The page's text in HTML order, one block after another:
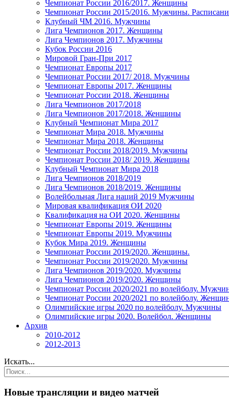
Чемпионат России 2016/2017. Женщины
Чемпионат России 2015/2016. Мужчины.
Клубный ЧМ 2016. Мужчины
Лига Чемпионов 2017. Женщины
Лига Чемпионов 2017. Мужчины
Кубок России 2016
Мировой Гран-При 2017
Чемпионат Европы 2017
Чемпионат России 2017/ 2018. Мужчины
Чемпионат Европы 2017. Женщины
Чемпионат России 2018. Женщины
Лига Чемпионов 2017/2018
Лига Чемпионов 2017/2018. Женщины
Клубный Чемпионат Мира 2017
Чемпионат Мира 2018. Мужчины
Чемпионат Мира 2018. Женщины
Чемпионат России 2018/2019. Мужчины
Чемпионат России 2018/ 2019. Женщины
Клубный Чемпионат Мира 2018
Лига Чемпионов 2018/2019
Лига Чемпионов 2018/2019. Женщины
Волейбольная Лига наций 2019 Мужчины
Мировая квалификация ОИ 2020
Квалификация на ОИ 2020. Женщины
Чемпионат Европы 2019. Женщины
Чемпионат Европы 2019. Мужчины
Кубок Мира 2019. Женщины
Чемпионат России 2019/2020. Женщины.
Чемпионат России 2019/2020. Мужчины
Лига Чемпионов 2019/2020. Мужчины
Лига Чемпионов 2019/2020. Женщины
Чемпионат России 2020/2021 по волейболу.
Чемпионат России 2020/2021 по волейболу.
Олимпийские игры 2020 по волейболу. Мужчины
Олимпийские игры 2020. Волейбол. Женщины
Архив
2010-2012
2012-2013
Искать...
Новые трансляции и видео матчей